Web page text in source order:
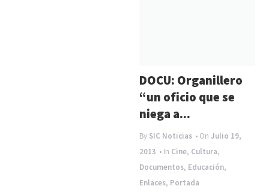
DOCU: Organillero
“un oficio que se
niega a...
By SIC Noticias • OnJulio 19,
2013 • In Cine, Cultura,
Documentos, Educación,
Enlaces, Portada